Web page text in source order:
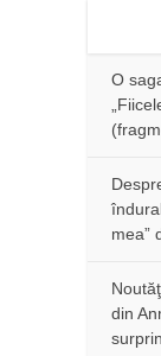
O
mea”
din